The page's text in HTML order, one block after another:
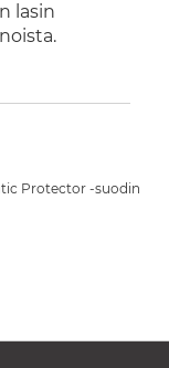
lasin
Protector -suodin